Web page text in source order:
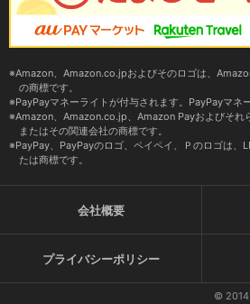
Amazon、Amazon.co.jpおよびそのロゴは、
の商標です。
PayPayマネーライトが付与されます。PayPayマネ
Amazon、Amazon.co.jp、Amazon Payおよびそれ
またはその関連会社の商標です。
PayPay、PayPayのロゴ、ペイペイ、Ｐのロゴは、
たは商標です。
会社概要
プライバシーポリシー
© 2014